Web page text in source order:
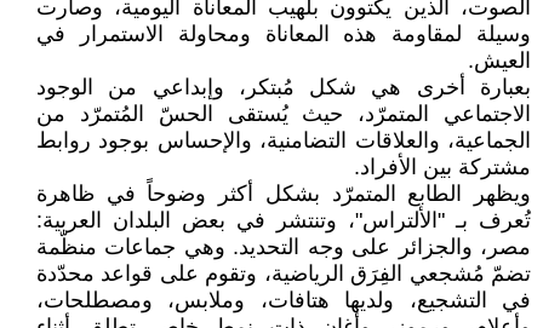
الصوت، الذين يكتوون بلهيب المعاناة اليومية، وصارت
وسيلة لمقاومة هذه المعاناة ومحاولة الاستمرار في
العيش.
بعبارة أخرى هي شكل مُبتكر، وإبداعي من الوجود
الاجتماعي المتمرّد، حيث يُستقى الحسّ المُتمرّد من
الجماعية، والعلاقات التضامنية، والإحساس بوجود روابط
مشتركة بين الأفراد.
ويظهر الطابع المتمرّد بشكل أكثر وضوحاً في ظاهرة
تُعرف بـ "الألتراس"، وتنتشر في بعض البلدان العربية:
مصر، والجزائر على وجه التحديد. وهي جماعات منظّمة
تضمّ مُشجعي الفِرَق الرياضية، وتقوم على قواعد محدّدة
في التشجيع، ولديها هتافات، وملابس، ومصطلحات،